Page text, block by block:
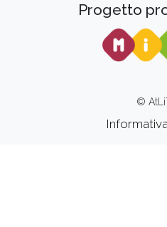
Progetto
©
Informativa